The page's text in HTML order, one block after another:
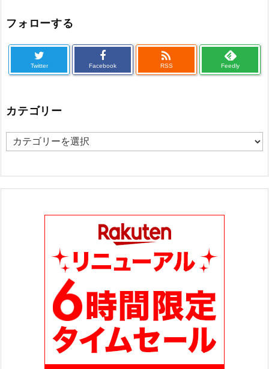
フォローする
Twitter Facebook

RSS Feedly
カテゴリー
カ
ゴ